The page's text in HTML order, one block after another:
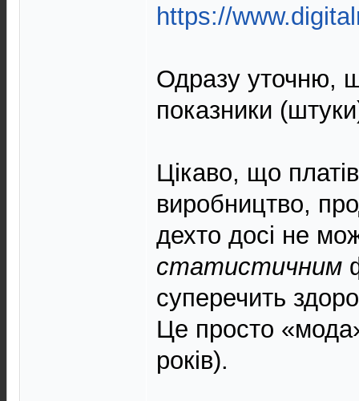
https://
Одразу уточню,
показники
Цікаво, що
виробництво,
дехто досі не
статистичним
суперечить
Це просто
років).